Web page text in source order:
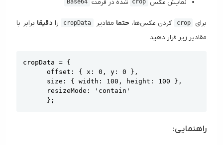
نمایش عکس
crop شده در فرمت Base64
برای crop کردن عکس‌ها، حتما مقادیر cropData را دقیقا برابر با
مقادیر زیر قرار دهید:
cropData = {
      offset: { x: 0, y: 0 },
      size: { width: 100, height: 100 },
      resizeMode: 'contain'
      };
راهنمایی: